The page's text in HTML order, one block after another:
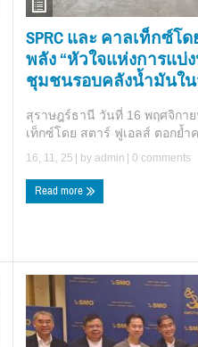
SPRC และ คาลเท็กซ์โ
พลัง “หัวใจแห่งการแบ่
ชุมชนรอบคลังน้ำมันใ
สุราษฎร์ธานี วันที่ 16 พฤศจิกา
เท็กซ์โดย สตาร์ ฟูเอลส์ ตอกย้ำ
16, 11, 25 | byadmin 0 comments
Read more